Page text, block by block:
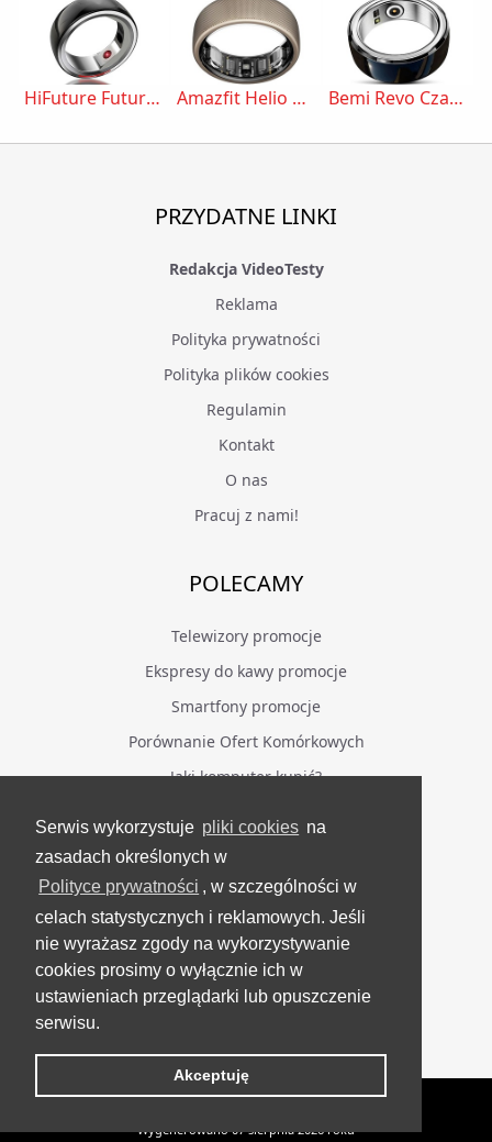
Serwis wykorzystuje pliki cookies na
zasadach określonych w
Polityce prywatności , w szczególności w
celach statystycznych i reklamowych. Jeśli
nie wyrażasz zgody na wykorzystywanie
cookies prosimy o wyłącznie ich w
ustawieniach przeglądarki lub opuszczenie
serwisu.
Akceptuję
HiFuture Future Ring Czarny r.20/60mm Amazfit Helio Ring Tytanowy r.10 Bemi Revo Czarny r.22/20mm
PRZYDATNE LINKI
Redakcja VideoTesty
Reklama
Polityka prywatności
Polityka plików cookies
Regulamin
Kontakt
O nas
Pracuj z nami!
POLECAMY
Telewizory promocje
Ekspresy do kawy promocje
Smartfony promocje
Porównanie Ofert Komórkowych
Jaki komputer kupić?
BĄDŹ NA BIEŻĄCO
Facebook
Grupa Testerzy Videotestów
YouTube
Twitter
VideoTesty.pl Wszelkie prawa zastrzeżone
Wygenerowano 07 sierpnia 2026 roku